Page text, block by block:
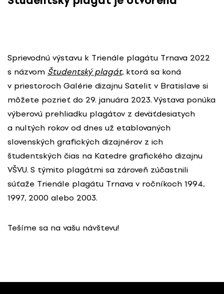
Sprievodnú výstavu k Trienále plagátu Trnava 2022
s názvom Študentský plagát, ktorá sa koná
v priestoroch Galérie dizajnu Satelit v Bratislave si
môžete pozrieť do 29. januára 2023. Výstava ponúka
výberovú prehliadku plagátov z deväťdesiatych
a nultých rokov od dnes už etablovaných
slovenských grafických dizajnérov z ich
študentských čias na Katedre grafického dizajnu
VŠVU. S týmito plagátmi sa zároveň zúčastnili
súťaže Trienále plagátu Trnava v ročníkoch 1994,
1997, 2000 alebo 2003.
Tešíme sa na vašu návštevu!